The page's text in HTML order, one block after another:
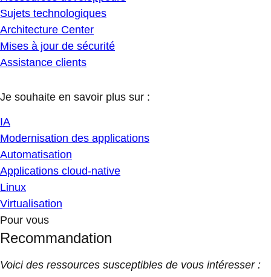
Sujets technologiques
Architecture Center
Mises à jour de sécurité
Assistance clients
Je souhaite en savoir plus sur :
IA
Modernisation des applications
Automatisation
Applications cloud-native
Linux
Virtualisation
Pour vous
Recommandation
Voici des ressources susceptibles de vous intéresser :